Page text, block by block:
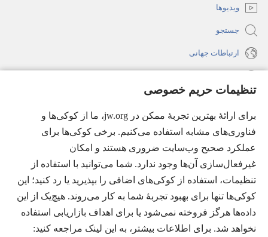
تنظیمات حریم خصوصی
برای ارائهٔ بهترین تجربهٔ ممکن در jw.org، ما از کوکی‌ها و
فناوری‌های مشابه استفاده می‌کنیم. برخی کوکی‌ها برای
عملکرد صحیح وب‌سایت ضروری هستند و امکان
غیرفعال‌سازی آن‌ها وجود ندارد. شما می‌توانید با استفاده از
تنظیمات، استفاده از کوکی‌های اضافی را بپذیرید یا رد کنید؛ این
کوکی‌ها تنها برای بهبود تجربهٔ شما به کار می‌روند. هیچ‌یک از این
داده‌ها هرگز فروخته نمی‌شود یا برای اهداف بازاریابی استفاده
نخواهد شد. برای اطلاعات بیشتر، به این لینک مراجعه کنید:‏
می‌شود)ویدیوها
جستجو
ارتباطات جهانی
(پنجره‌ای
جدید
می‌شود)
(پنجره‌ای
جدید
می‌شود)
JW Hub
®
(پنجره‌ای
باز
می‌شود)
®
JW Library
Watchtower Library